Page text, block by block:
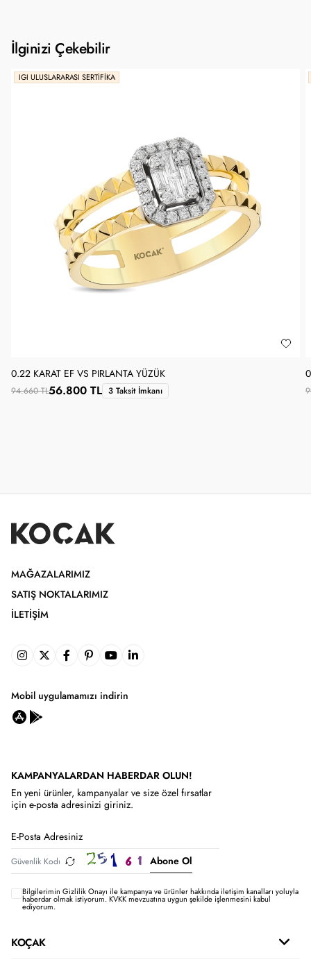
İlginizi Çekebilir
IGI ULUSLARARASI SERTIFIKA
0.22 KARAT EF VS PIRLANTA YÜZÜK
94.660 TL56.800 TL 3 Taksit İmkanı
MAĞAZALARIMIZ
SATIŞ NOKTALARIMIZ
İLETIŞIM
Mobil uygulamamızı indirin
KAMPANYALARDAN HABERDAR OLUN!
En yeni ürünler, kampanyalar ve size özel fırsatlar
için e-posta adresinizi giriniz.
Abone Ol
Bilgilerimin Gizlilik Onayı ile kampanya ve ürünler hakkında iletişim kanalları yoluyla
haberdar olmak istiyorum.KVKK mevzuatına uygun şekilde işlenmesini kabul
ediyorum.
KOÇAK